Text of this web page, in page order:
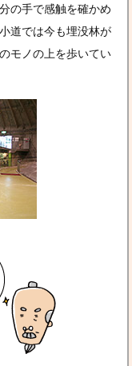
の手で感触を確かめ
道では今も埋没林が
モノの上を歩いてい